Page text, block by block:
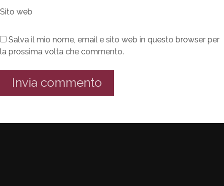
Sito web
Salva il mio nome, email e sito web in questo browser per
la prossima volta che commento.